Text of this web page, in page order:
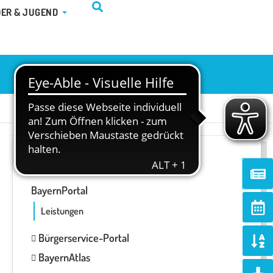
& FREIZEIT
& JUGEND ÖFFNE KINDER & JUGEND
BayernPortal
Leistungen
Bürgerservice-Portal
BayernAtlas
alt